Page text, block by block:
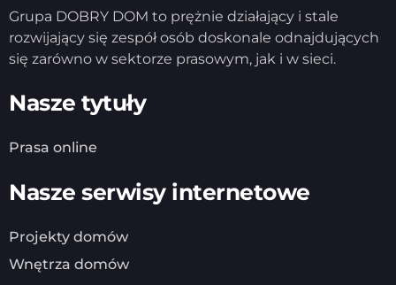
Grupa DOBRY DOM to prężnie działający i stale
rozwijający się zespół osób doskonale odnajdujących
się zarówno w sektorze prasowym, jak i w sieci.
Nasze tytuły
Prasa online
Nasze serwisy internetowe
Projekty domów
Wnętrza domów